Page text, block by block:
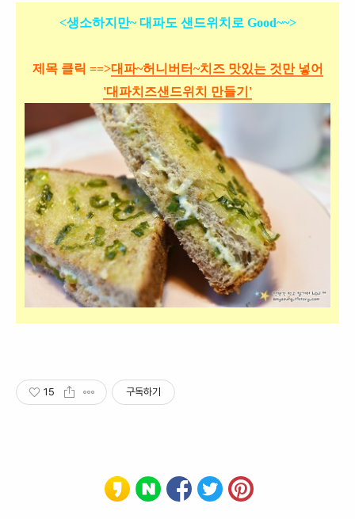
<생소하지만~ 대파도 샌드위치로 Good~~>
제목 클릭 ==>대파~허니버터~치즈 맛있는 것만 넣어
'대파치즈샌드위치 만들기'
15 구독하기